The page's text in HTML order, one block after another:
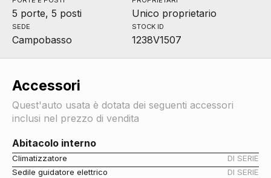
5 porte, 5 posti Unico proprietario
SEDE
Campobasso
STOCK ID
1238V1507
Accessori
Quest'auto usata è dotata dei seguenti accessori
inclusi nel prezzo di vendita
Abitacolo interno
Climatizzatore
DI SERIE
Sedile guidatore elettrico
DI SERIE